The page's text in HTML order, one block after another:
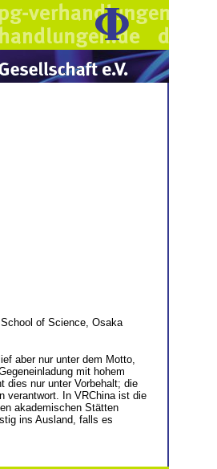
of Science, Osaka
aber nur unter dem Motto,
mit hohem
dies nur unter Vorbehalt; die
verantwort. In VRChina ist die
akademischen Stätten
ins Ausland, falls es